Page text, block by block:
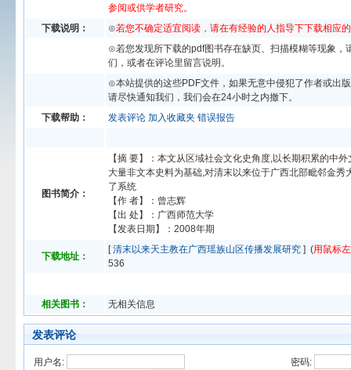
参阅或供学者研究。
下载说明：
⊙若您不确定适宜阅读，请在有经验的人指导下下载相应
⊙若您发现所下载的pdf图书存在缺页、扫描模糊等现象，
们，或者在评论里留言说明。
⊙本站提供的这些PDF文件，如果无意中侵犯了作者或出
请尽快通知我们，我们会在24小时之内撤下。
下载帮助：
发表评论 加入收藏夹 错误报告
图书简介：
【摘 要】：本文从区域社会文化史角度,以长期积累的中
大量非文本史料为基础,对清末以来位于广西北部毗邻金
了系统
【作 者】：曾志辉
【出 处】：广西师范大学
【发表日期】：2008年期
下载地址：
[清末以来天主教在广西瑶族山区传播发展研究 ] (用鼠标
536
相关图书： 无相关信息
发表评论
用户名:
密码: